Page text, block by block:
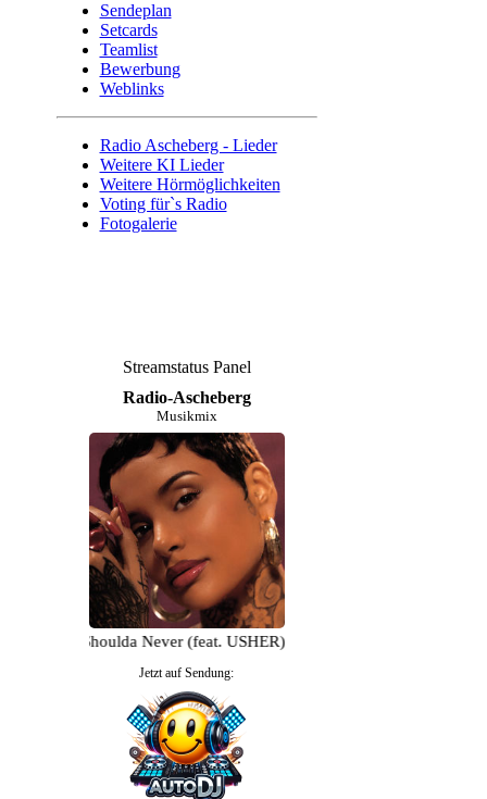
Sendeplan
Setcards
Teamlist
Bewerbung
Weblinks
Radio Ascheberg - Lieder
Weitere KI Lieder
Weitere Hörmöglichkeiten
Voting für`s Radio
Fotogalerie
Streamstatus Panel
Radio-Ascheberg
Musikmix
- Shoulda Never (feat. USHER)
Jetzt auf Sendung: